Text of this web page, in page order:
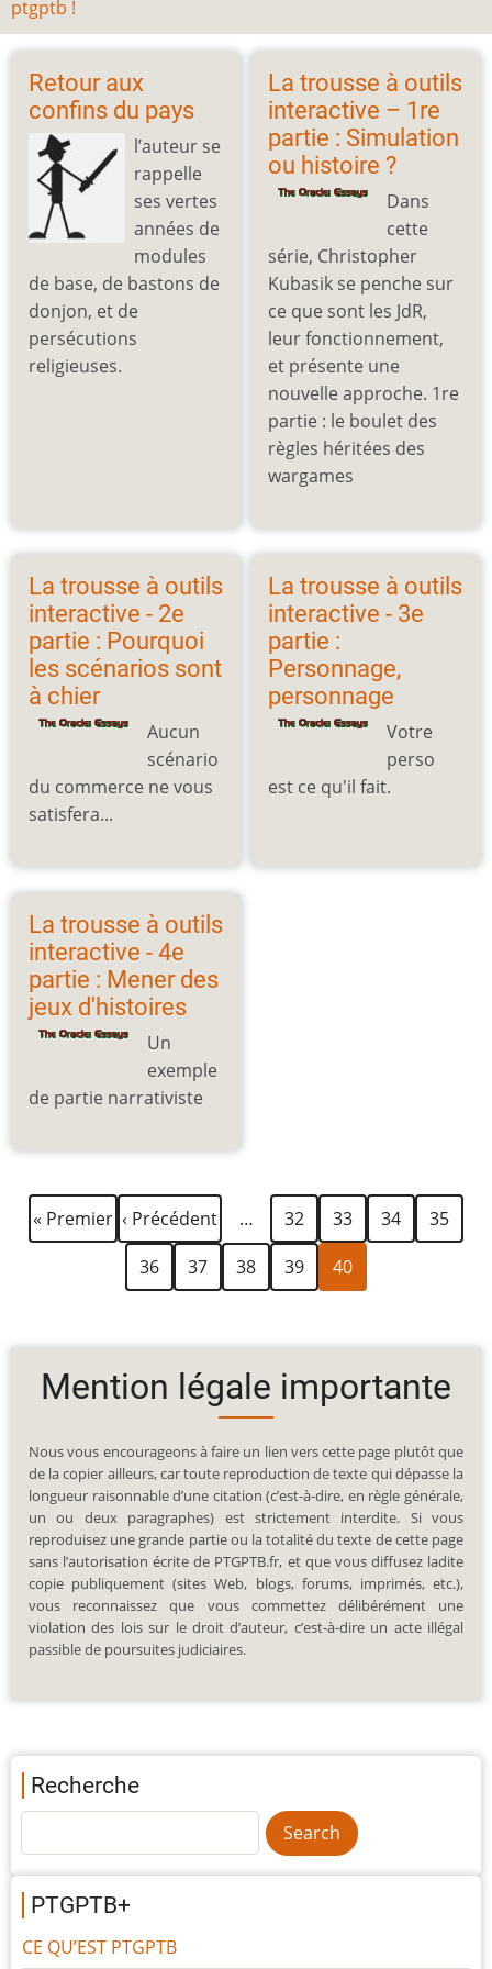
ptgptb !
Retour aux
confins du pays
l’auteur se
rappelle
ses vertes
années de
modules
de base, de bastons de
donjon, et de
persécutions
religieuses.
La trousse à outils
interactive – 1re
partie : Simulation
ou histoire ?
Dans
cette
série, Christopher
Kubasik se penche sur
ce que sont les JdR,
leur fonctionnement,
et présente une
nouvelle approche. 1re
partie : le boulet des
règles héritées des
wargames
La trousse à outils
interactive - 2e
partie : Pourquoi
les scénarios sont
à chier
Aucun
scénario
du commerce ne vous
satisfera...
La trousse à outils
interactive - 3e
partie :
Personnage,
personnage
Votre
perso
est ce qu'il fait.
La trousse à outils
interactive - 4e
partie : Mener des
jeux d'histoires
Un
exemple
de partie narrativiste
Pagination
Première
page
« Premier
Page
précédente
‹ Précédent … Page
32 Page
33 Page
34 Page
35
Page
36 Page
37 Page
38 Page
39
Page
courante
40
Mention légale importante
Nous vous encourageons à faire un lien vers cette page plutôt que
de la copier ailleurs, car toute reproduction de texte qui dépasse la
longueur raisonnable d’une citation (c’est-à-dire, en règle générale,
un ou deux paragraphes) est strictement interdite. Si vous
reproduisez une grande partie ou la totalité du texte de cette page
sans l’autorisation écrite de PTGPTB.fr, et que vous diffusez ladite
copie publiquement (sites Web, blogs, forums, imprimés, etc.),
vous reconnaissez que vous commettez délibérément une
violation des lois sur le droit d’auteur, c’est-à-dire un acte illégal
passible de poursuites judiciaires.
Recherche
PTGPTB+
CE QU’EST PTGPTB